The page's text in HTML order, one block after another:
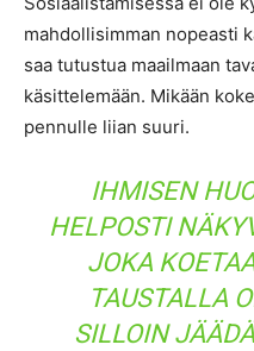
mahdollisimman nopeasti
saa tutustua maailmaan
käsittelemään. Mikään
pennulle liian suuri.
IHMISEN
HELPOSTI
JOKA
TAUSTALLA
SILLOIN